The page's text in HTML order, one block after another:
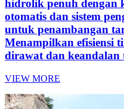
hidrolik penuh dengan
otomatis dan sistem
untuk penambangan
Menampilkan efisiensi
dirawat dan keandalan
VIEW MORE